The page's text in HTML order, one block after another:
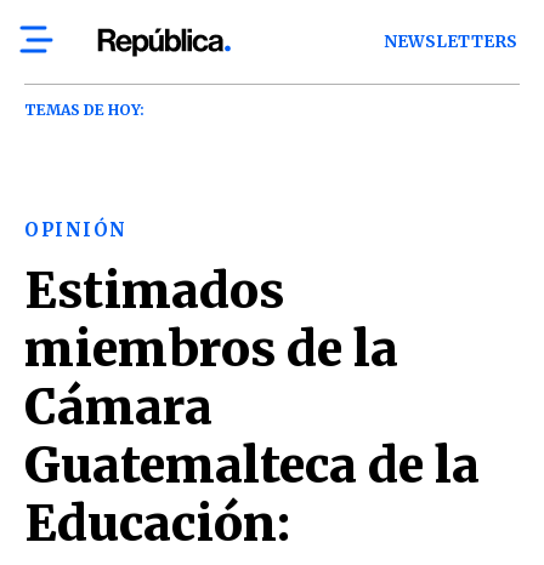
NEWSLETTERS
TEMAS DE HOY:
OPINIÓN
Estimados
miembros de la
Cámara
Guatemalteca de la
Educación: